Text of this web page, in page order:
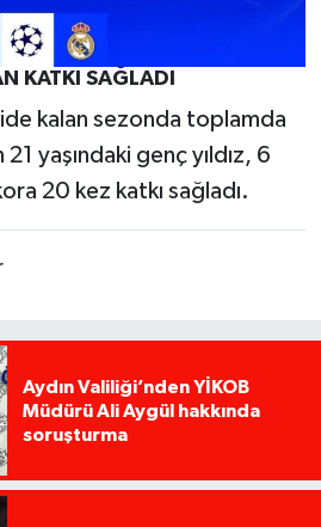
KATKI SAĞLADI
kalan sezonda toplamda
yaşındaki genç yıldız, 6
20 kez katkı sağladı.
Aydın Valiliği’nden YİKOB
Müdürü Ali Aygül hakkında
soruşturma